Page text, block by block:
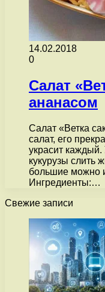
14.02.2018
0
Салат
ананасом
Салат «Ветка
салат, его
украсит
кукурузы слить
большие можно
Ингредиенты:…
Свежие записи